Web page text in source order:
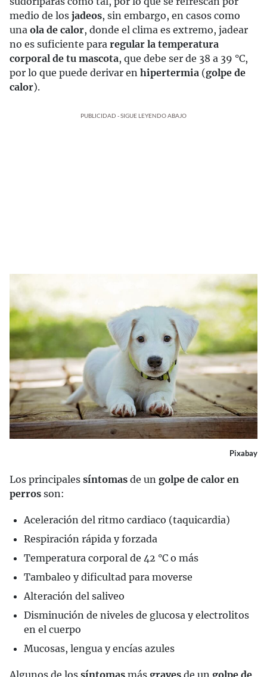
medio de los jadeos, sin embargo, en casos como
una ola de calor, donde el clima es extremo, jadear
no es suficiente para regular la temperatura
corporal de tu mascota, que debe ser de 38 a 39 °C,
por lo que puede derivar en hipertermia (golpe de
calor).
PUBLICIDAD - SIGUE LEYENDO ABAJO
Pixabay
Los principales síntomas de un golpe de calor en
perros son:
Aceleración del ritmo cardiaco (taquicardia)
Respiración rápida y forzada
Temperatura corporal de 42 °C o más
Tambaleo y dificultad para moverse
Alteración del saliveo
Disminución de niveles de glucosa y electrolitos
en el cuerpo
Mucosas, lengua y encías azules
Algunos de los síntomas más graves de un golpe de